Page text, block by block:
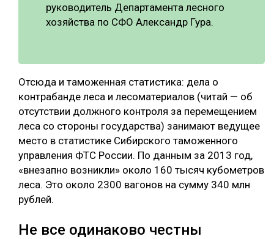
руководитель Департамента лесного
хозяйства по СФО Александр Гура.
Отсюда и таможенная статистика: дела о
контрабанде леса и лесоматериалов (читай — об
отсутствии должного контроля за перемещением
леса со стороны государства) занимают ведущее
место в статистике Сибирского таможенного
управления ФТС России. По данным за 2013 год,
«внезапно возникли» около 160 тысяч кубометров
леса. Это около 2300 вагонов на сумму 340 млн
рублей.
Не все одинаково честны